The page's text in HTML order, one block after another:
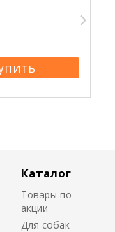
Каталог
Товары по
акции
Для собак